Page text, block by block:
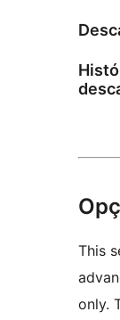
This
only.